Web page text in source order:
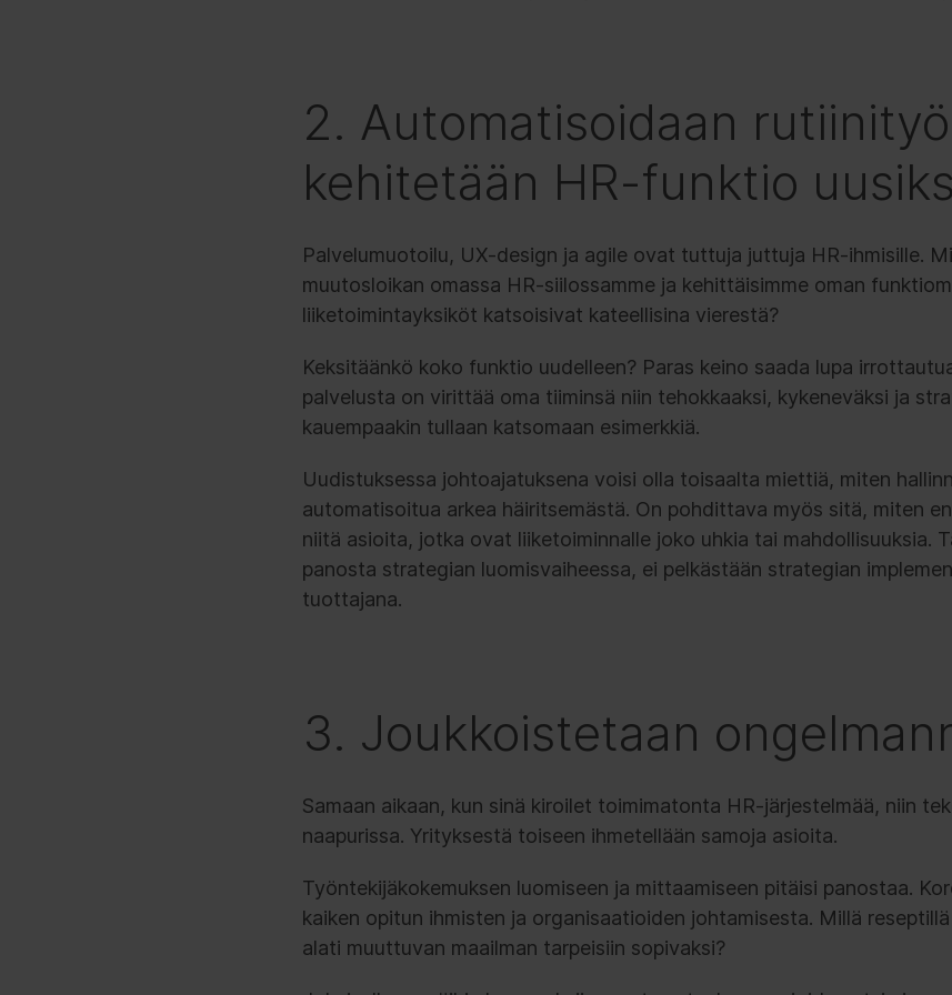
2. Automatisoidaan
kehitetään HR-funktio
Palvelumuotoilu, UX-design ja agile ovat tuttuja juttuja HR-ihmisille.
muutosloikan omassa HR-siilossamme ja kehittäisimme oman
liiketoimintayksiköt katsoisivat kateellisina vierestä?
Keksitäänkö koko funktio uudelleen? Paras keino saada lupa
palvelusta on virittää oma tiiminsä niin tehokkaaksi, kykeneväksi ja
kauempaakin tullaan katsomaan esimerkkiä.
Uudistuksessa johtoajatuksena voisi olla toisaalta miettiä, miten
automatisoitua arkea häiritsemästä. On pohdittava myös sitä, miten
niitä asioita, jotka ovat liiketoiminnalle joko uhkia tai mahdollisuuksia.
panosta strategian luomisvaiheessa, ei pelkästään strategian
tuottajana.
3. Joukkoistetaan
Samaan aikaan, kun sinä kiroilet toimimatonta HR-järjestelmää, niin
naapurissa. Yrityksestä toiseen ihmetellään samoja asioita.
Työntekijäkokemuksen luomiseen ja mittaamiseen pitäisi panostaa.
kaiken opitun ihmisten ja organisaatioiden johtamisesta. Millä
alati muuttuvan maailman tarpeisiin sopivaksi?